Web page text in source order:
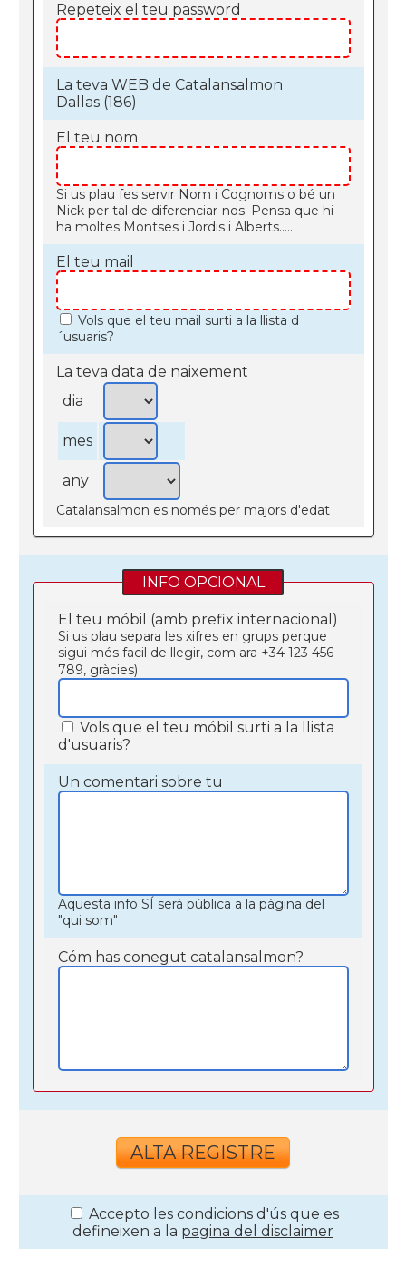
Repeteix el teu password
La teva WEB de Catalansalmon
Dallas (186)
El teu nom
Si us plau fes servir Nom i Cognoms o bé un
Nick per tal de diferenciar-nos. Pensa que hi
ha moltes Montses i Jordis i Alberts.....
El teu mail
Vols que el teu mail surti a la llista d
´usuaris?
La teva data de naixement
dia
mes
any
Catalansalmon es només per majors d'edat
INFO OPCIONAL
El teu móbil (amb prefix internacional)
Si us plau separa les xifres en grups perque
sigui més facil de llegir, com ara +34 123 456
789, gràcies)
d'usuaris?
Un comentari sobre tu
Aquesta info SÍ serà pública a la pàgina del
"qui som"
Cóm has conegut catalansalmon?
Accepto les condicions d'ús que es
defineixen a la pagina del disclaimer